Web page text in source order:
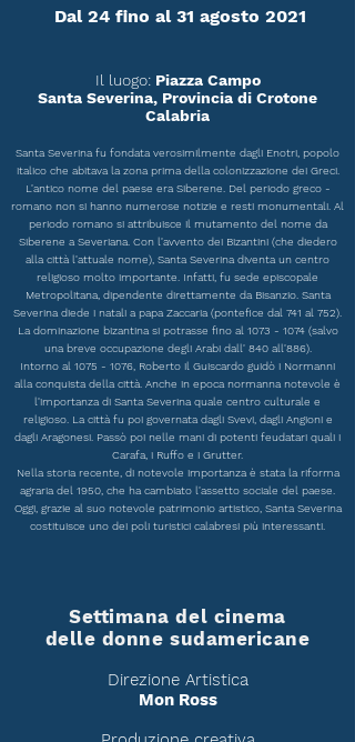
Dal 24 fino al 31 agosto 2021
Il luogo:Piazza Campo
Santa Severina, Provincia di Crotone
Calabria
Santa Severina fu fondata verosimilmente dagli Enotri, popolo
italico che abitava la zona prima della colonizzazione dei Greci.
L'antico nome del paese era Siberene. Del periodo greco -
romano non si hanno numerose notizie e resti monumentali. Al
periodo romano si attribuisce il mutamento del nome da
Siberene a Severiana. Con l'avvento dei Bizantini (che diedero
alla città l'attuale nome), Santa Severina diventa un centro
religioso molto importante. Infatti, fu sede episcopale
Metropolitana, dipendente direttamente da Bisanzio. Santa
Severina diede i natali a papa Zaccaria (pontefice dal 741 al 752).
La dominazione bizantina si potrasse fino al 1073 - 1074 (salvo
una breve occupazione degli Arabi dall' 840 all'886).
Intorno al 1075 - 1076, Roberto il Guiscardo guidò i Normanni
alla conquista della città. Anche in epoca normanna notevole è
l'importanza di Santa Severina quale centro culturale e
religioso. La città fu poi governata dagli Svevi, dagli Angioni e
dagli Aragonesi. Passò poi nelle mani di potenti feudatari quali i
Carafa, i Ruffo e i Grutter.
Nella storia recente, di notevole importanza è stata la riforma
agraria del 1950, che ha cambiato l'assetto sociale del paese.
Oggi, grazie al suo notevole patrimonio artistico, Santa Severina
costituisce uno dei poli turistici calabresi più interessanti.
Settimana del cinema
delle donne sudamericane
Direzione Artistica
Mon Ross